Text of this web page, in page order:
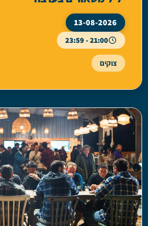
13-08-2026
21:00 - 23:59
צוקים